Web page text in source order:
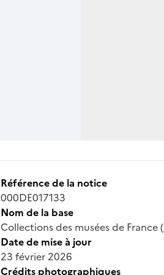
Référence de la notice
000DE017133
Nom de la base
Collections des musées de France
Date de mise à jour
23 février 2026
Crédits photographiques